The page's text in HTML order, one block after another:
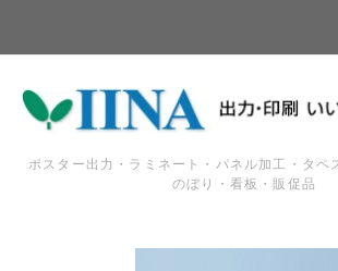
ポスター出力・ラミネート・パネル加工・タペ
のぼり・看板・販促品